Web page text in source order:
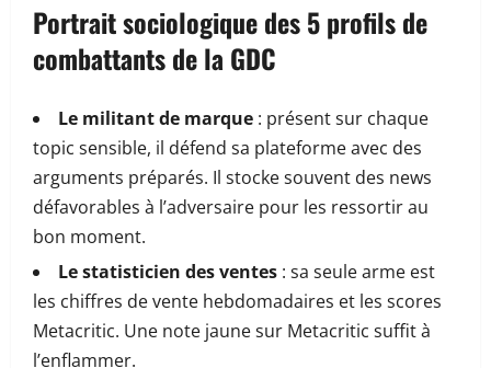
Portrait sociologique des 5 profils de
combattants de la GDC
Le militant de marque : présent sur chaque
topic sensible, il défend sa plateforme avec des
arguments préparés. Il stocke souvent des news
défavorables à l’adversaire pour les ressortir au
bon moment.
Le statisticien des ventes : sa seule arme est
les chiffres de vente hebdomadaires et les scores
Metacritic. Une note jaune sur Metacritic suffit à
l’enflammer.